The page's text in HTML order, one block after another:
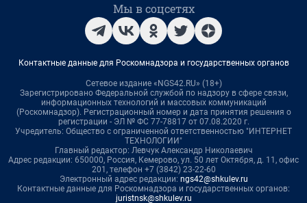
Мы в соцсетях
Контактные данные для Роскомнадзора и государственных органов
Сетевое издание «NGS42.RU» (18+)
Зарегистрировано Федеральной службой по надзору в сфере связи,
информационных технологий и массовых коммуникаций
(Роскомнадзор). Регистрационный номер и дата принятия решения о
регистрации - ЭЛ № ФС 77-78817 от 07.08.2020 г.
Учредитель: Общество с ограниченной ответственностью "ИНТЕРНЕТ
ТЕХНОЛОГИИ"
Главный редактор: Левчук Александр Николаевич
Адрес редакции: 650000, Россия, Кемерово, ул. 50 лет Октября, д. 11, офис
201, телефон +7 (3842) 23-22-60
Электронный адрес редакции: ngs42@shkulev.ru
Контактные данные для Роскомнадзора и государственных органов:
juristnsk@shkulev.ru